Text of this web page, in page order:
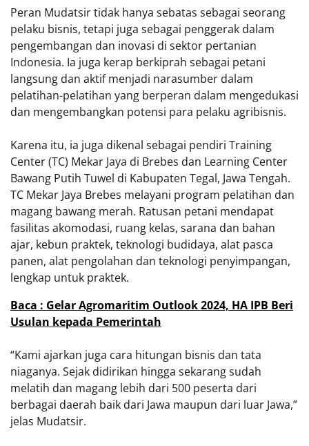
Peran Mudatsir tidak hanya sebatas sebagai seorang
pelaku bisnis, tetapi juga sebagai penggerak dalam
pengembangan dan inovasi di sektor pertanian
Indonesia. Ia juga kerap berkiprah sebagai petani
langsung dan aktif menjadi narasumber dalam
pelatihan-pelatihan yang berperan dalam mengedukasi
dan mengembangkan potensi para pelaku agribisnis.
Karena itu, ia juga dikenal sebagai pendiri Training
Center (TC) Mekar Jaya di Brebes dan Learning Center
Bawang Putih Tuwel di Kabupaten Tegal, Jawa Tengah.
TC Mekar Jaya Brebes melayani program pelatihan dan
magang bawang merah. Ratusan petani mendapat
fasilitas akomodasi, ruang kelas, sarana dan bahan
ajar, kebun praktek, teknologi budidaya, alat pasca
panen, alat pengolahan dan teknologi penyimpangan,
lengkap untuk praktek.
Baca : Gelar Agromaritim Outlook 2024, HA IPB Beri
Usulan kepada Pemerintah
“Kami ajarkan juga cara hitungan bisnis dan tata
niaganya. Sejak didirikan hingga sekarang sudah
melatih dan magang lebih dari 500 peserta dari
berbagai daerah baik dari Jawa maupun dari luar Jawa,”
jelas Mudatsir.